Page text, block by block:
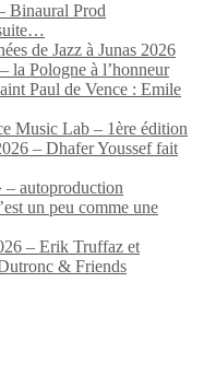
Binaural Prod
de Jazz à Junas 2026
la Pologne à l’honneur
Paul de Vence : Emile
Music Lab – 1ère édition
– Dhafer Youssef fait
autoproduction
un peu comme une
– Erik Truffaz et
& Friends